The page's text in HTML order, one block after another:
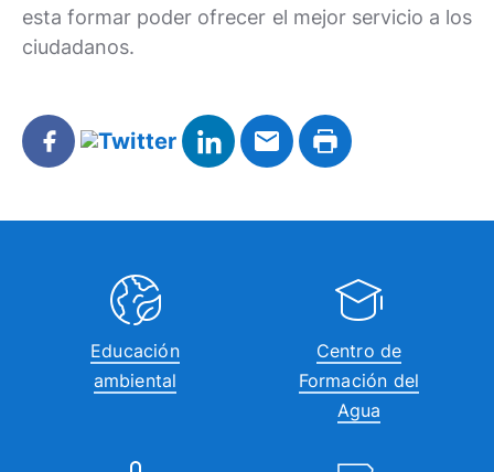
esta formar poder ofrecer el mejor servicio a los
ciudadanos.
Educación
ambiental
Centro de
Formación del
Agua